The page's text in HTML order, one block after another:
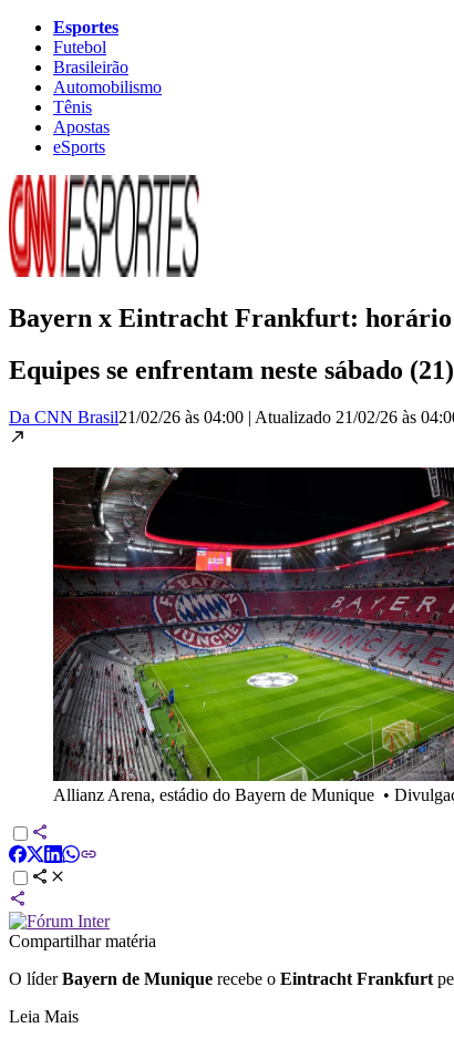
Esportes
Futebol
Brasileirão
Automobilismo
Tênis
Apostas
eSports
Bayern x Eintracht Frankfurt: horário
Equipes se enfrentam neste sábado
Da CNN Brasil21/02/26 às 04:00 | Atualizado 21/02/26 às
Allianz Arena, estádio do Bayern de Munique •
Compartilhar matéria
O líderBayern de Munique recebe o Eintracht Frankfurt
Leia Mais